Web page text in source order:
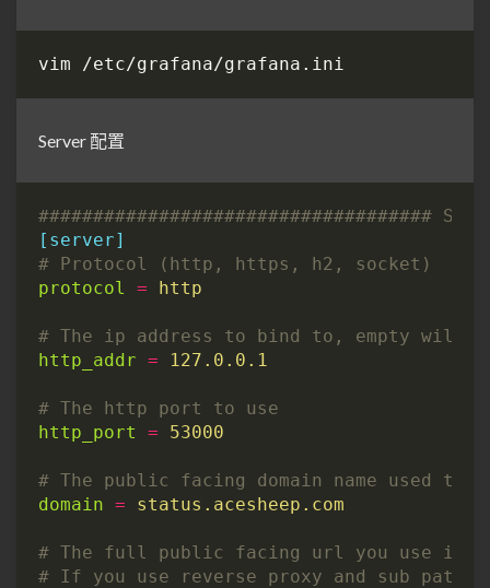
Server 配置
####################################
[server]
# Protocol (http, https, h2, socket)
protocol
= http
# The ip address to bind to, empty will
http_addr = 127.0.0.1
# The http port to use
http_port
= 53000
# The public facing domain name used to
domain = status.acesheep.com
# The full public facing url you use in
# If you use reverse proxy and sub